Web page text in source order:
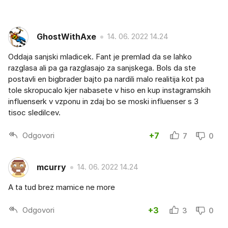
GhostWithAxe 14. 06. 2022 14.24
Oddaja sanjski mladicek. Fant je premlad da se lahko
razglasa ali pa ga razglasajo za sanjskega. Bols da ste
postavli en bigbrader bajto pa nardili malo realitija kot pa
tole skropucalo kjer nabasete v hiso en kup instagramskih
influenserk v vzponu in zdaj bo se moski influenser s 3
tisoc sledilcev.
Odgovori +7 7 0
mcurry 14. 06. 2022 14.24
A ta tud brez mamice ne more
Odgovori +3 3 0